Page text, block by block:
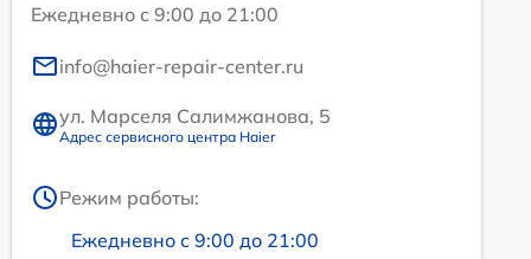
Ежедневно с 9:00 до 21:00
info@haier-repair-center.ru
ул. Марселя Салимжанова, 5
Адрес сервисного центра Haier
Режим работы:
Ежедневно с 9:00 до 21:00